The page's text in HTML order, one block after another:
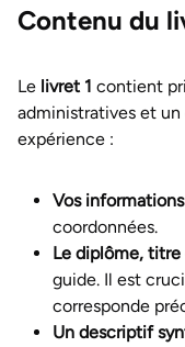
Contenu du
Le livret 1 contient
administratives et
expérience :
Vos
coordonnées.
Le diplôme,
guide. Il est
corresponde
Un descriptif